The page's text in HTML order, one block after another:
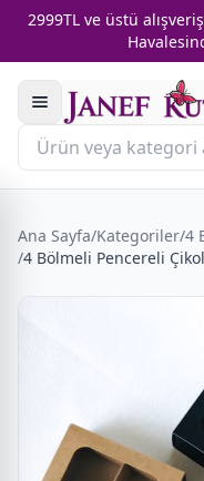
2999TL ve üstü
Ana Sayfa/Kategoriler/4
/4 Bölmeli Pencereli